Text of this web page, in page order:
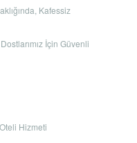
Kafessiz
İçin Güvenli
Hizmeti